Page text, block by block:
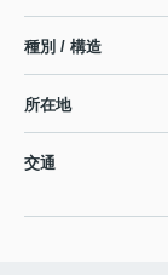
種別 / 構造
所在地
交通